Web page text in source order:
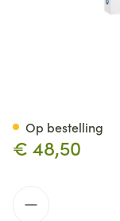
€ 48,50
Op bestelling